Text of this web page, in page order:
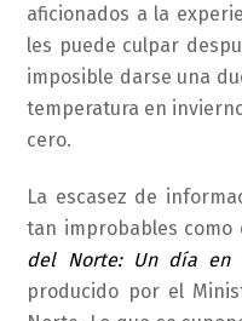
aficionados a la
les puede culpar
imposible darse una
temperatura en
cero.
La escasez de
tan improbables como
del Norte: Un día en
producido por el